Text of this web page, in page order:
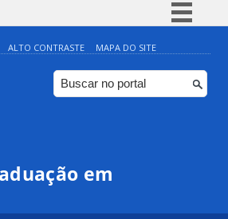
Simplifique!
Comunica BR
Participe
Canais
ALTO CONTRASTE MAPA DO SITE
em